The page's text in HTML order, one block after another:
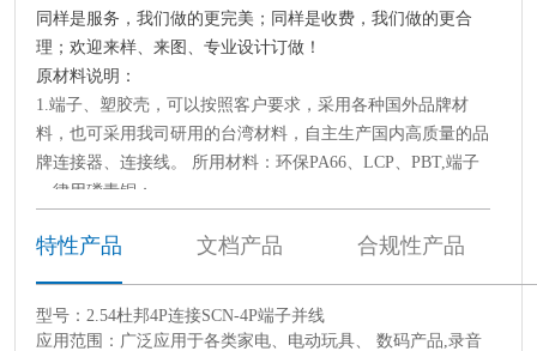
同样是服务，我们做的更完美；同样是收费，我们做的更合
理；欢迎来样、来图、专业设计订做！
原材料说明：
1.端子、塑胶壳，可以按照客户要求，采用各种国外品牌材
料，也可采用我司研用的台湾材料，自主生产国内高质量的品
牌连接器、连接线。 所用材料：环保PA66、LCP、PBT,端子
一律用磷青铜；
UL2464 UL2468、UL1015CCC 聚氯乙烯类：RV-90 硅橡胶
UL1332。
3.线材颜色：各种单色线（黑、红、橙、黄、绿、蓝、棕、
特性产品 文档产品 合规性产品
型号：2.54杜邦4P连接SCN-4P端子并线
应用范围：广泛应用于各类家电、电动玩具、 数码产品,录音